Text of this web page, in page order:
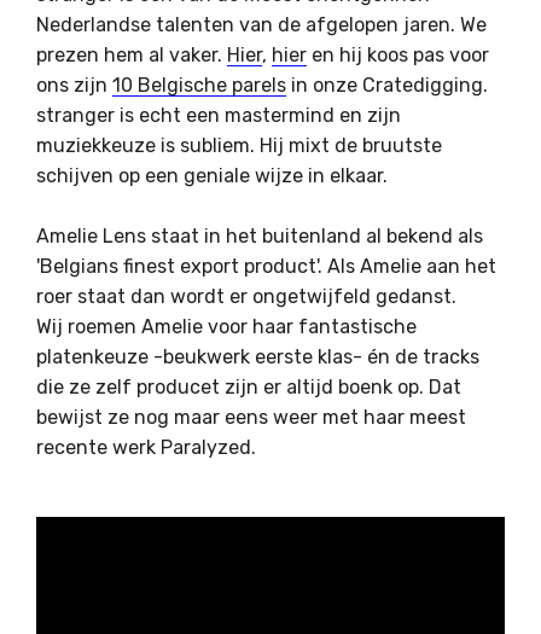
Nederlandse talenten van de afgelopen jaren. We
prezen hem al vaker. Hier, hier en hij koos pas voor
ons zijn 10 Belgische parels in onze Cratedigging.
stranger is echt een mastermind en zijn
muziekkeuze is subliem. Hij mixt de bruutste
schijven op een geniale wijze in elkaar.
Amelie Lens staat in het buitenland al bekend als
'Belgians finest export product'. Als Amelie aan het
roer staat dan wordt er ongetwijfeld gedanst.
Wij roemen Amelie voor haar fantastische
platenkeuze -beukwerk eerste klas- én de tracks
die ze zelf producet zijn er altijd boenk op. Dat
bewijst ze nog maar eens weer met haar meest
recente werk Paralyzed.